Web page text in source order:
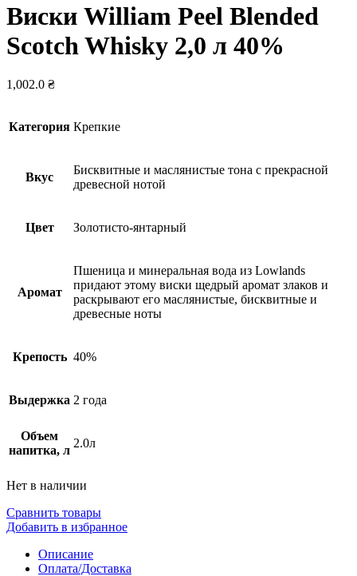
Виски William Peel Blended
Scotch Whisky 2,0 л 40%
1,002.0 ₴
Категория Крепкие
Вкус
Бисквитные и маслянистые тона с прекрасной
древесной нотой
Цвет Золотисто-янтарный
Аромат
Пшеница и минеральная вода из Lowlands
придают этому виски щедрый аромат злаков и
раскрывают его маслянистые, бисквитные и
древесные ноты
Крепость 40%
Выдержка 2 года
Объем
напитка, л
2.0л
Нет в наличии
Сравнить товары
Добавить в избранное
Описание
Оплата/Доставка